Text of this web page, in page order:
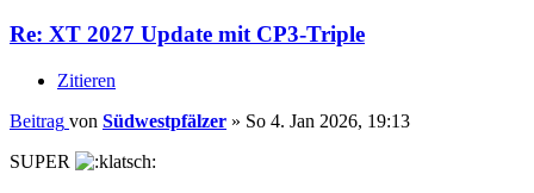
Re: XT 2027 Update mit CP3-Triple
Zitieren
Beitrag von Südwestpfälzer » So 4. Jan 2026, 19:13
SUPER